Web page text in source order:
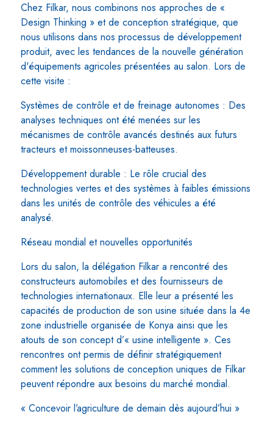
Chez Filkar, nous combinons nos approches de «
Design Thinking » et de conception stratégique, que
nous utilisons dans nos processus de développement
produit, avec les tendances de la nouvelle génération
d'équipements agricoles présentées au salon. Lors de
cette visite :
Systèmes de contrôle et de freinage autonomes : Des
analyses techniques ont été menées sur les
mécanismes de contrôle avancés destinés aux futurs
tracteurs et moissonneuses-batteuses.
Développement durable : Le rôle crucial des
technologies vertes et des systèmes à faibles émissions
dans les unités de contrôle des véhicules a été
analysé.
Réseau mondial et nouvelles opportunités
Lors du salon, la délégation Filkar a rencontré des
constructeurs automobiles et des fournisseurs de
technologies internationaux. Elle leur a présenté les
capacités de production de son usine située dans la 4e
zone industrielle organisée de Konya ainsi que les
atouts de son concept d’« usine intelligente ». Ces
rencontres ont permis de définir stratégiquement
comment les solutions de conception uniques de Filkar
peuvent répondre aux besoins du marché mondial.
« Concevoir l’agriculture de demain dès aujourd’hui »